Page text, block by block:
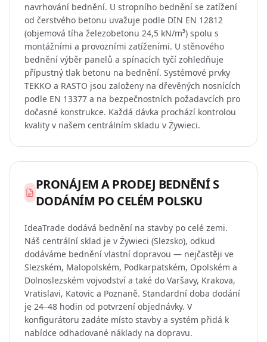
navrhování bednění. U stropního bednění se zatížení
od čerstvého betonu uvažuje podle DIN EN 12812
(objemová tíha železobetonu 24,5 kN/m³) spolu s
montážními a provozními zatíženími. U stěnového
bednění výběr panelů a spínacích tyčí zohledňuje
přípustný tlak betonu na bednění. Systémové prvky
TEKKO a RASTO jsou založeny na dřevěných nosnících
podle EN 13377 a na bezpečnostních požadavcích pro
dočasné konstrukce. Každá dávka prochází kontrolou
kvality v našem centrálním skladu v Żywieci.
PRONÁJEM A PRODEJ BEDNĚNÍ S
DODÁNÍM PO CELÉM POLSKU
IdeaTrade dodává bednění na stavby po celé zemi.
Náš centrální sklad je v Żywieci (Slezsko), odkud
dodáváme bednění vlastní dopravou — nejčastěji ve
Slezském, Malopolském, Podkarpatském, Opolském a
Dolnoslezském vojvodství a také do Varšavy, Krakova,
Vratislavi, Katovic a Poznaně. Standardní doba dodání
je 24–48 hodin od potvrzení objednávky. V
konfigurátoru zadáte místo stavby a systém přidá k
nabídce odhadované náklady na dopravu.